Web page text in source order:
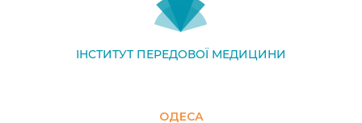
ІНСТИТУТ ПЕРЕДОВОЇ МЕДИЦИНИ
ОДЕСА